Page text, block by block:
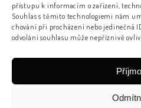
přístupu k informacím o zařízení,
Souhlas s těmito technologiemi nám
chování při procházení nebo jedinečná
odvolání souhlasu může nepříznivě
PŘIHLÁSIT K